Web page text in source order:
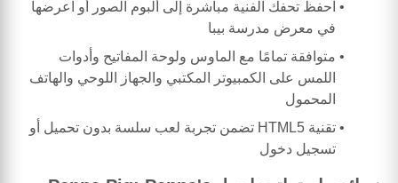
احفظ تحفك الفنية مباشرة إلى ألبوم الصور أو اعرضها
في معرض مدرسة بيبا
متوافقة تمامًا مع الماوس ولوحة المفاتيح وأدوات
اللمس على الكمبيوتر المكتبي والجهاز اللوحي والهاتف
المحمول
تقنية HTML5 تضمن تجربة لعب سلسة بدون تحميل أو
تسجيل دخول